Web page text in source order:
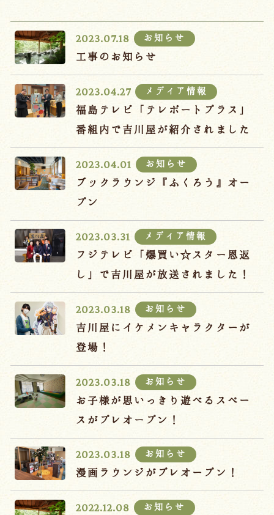
2023.07.18 お知らせ
工事のお知らせ
2023.04.27 メディア情報
福島テレビ「テレポートプラス」
番組内で吉川屋が紹介されました
2023.04.01 お知らせ
ブックラウンジ『ふくろう』オー
プン
2023.03.31 メディア情報
フジテレビ「爆買い☆スター恩返
し」で吉川屋が放送されました！
2023.03.18 お知らせ
吉川屋にイケメンキャラクターが
登場！
2023.03.18 お知らせ
お子様が思いっきり遊べるスペー
スがプレオープン！
2023.03.18 お知らせ
漫画ラウンジがプレオープン！
2022.12.08 お知らせ
空室カレンダーから選ぶ
会議・団体 吉川屋で過ごす特別な日
お知らせ よくあるご質問
予約確認・変更・キャンセル
キャンセルポリシー
宿泊約款
オンラインショップ
吉川屋×温泉むすめ
Follow us
Tel.024-542-2226/ 9:00~18:00
Language